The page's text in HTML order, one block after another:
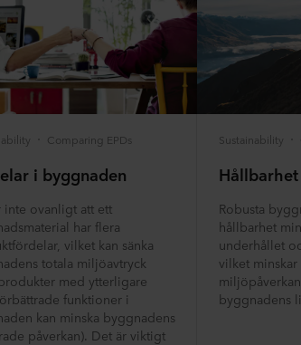
Comparing EPDs
i byggnaden
inte ovanligt att ett
har flera
vilket kan sänka
totala miljöavtryck
med ytterligare
funktioner i
kan minska byggnadens
påverkan). Det är viktigt
Sustainability
Hållbarhet
Robusta
hållbarhet
underhållet
vilket
byggnadens